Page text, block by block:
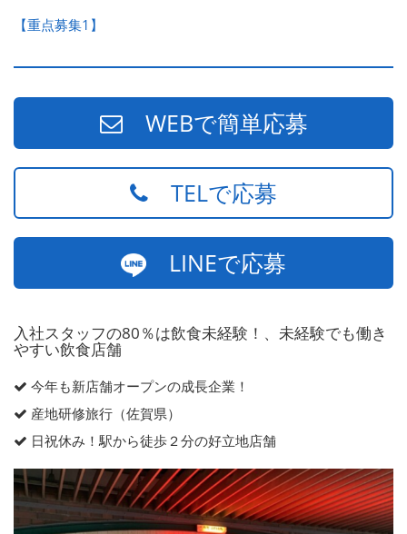
【重点募集1】
WEBで簡単応募
TELで応募
LINEで応募
入社スタッフの80％は飲食未経験！、未経験でも働き
やすい飲食店舗
今年も新店舗オープンの成長企業！
産地研修旅行（佐賀県）
日祝休み！駅から徒歩２分の好立地店舗